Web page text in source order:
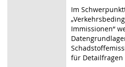
Im
Immissionen“
für Detailfragen